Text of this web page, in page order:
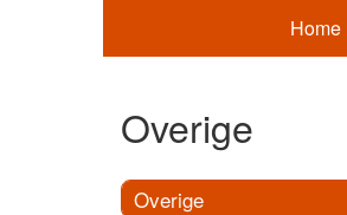
Home
Overige
Overige